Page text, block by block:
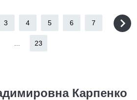
3 4 5 6 7
23
Карпенко